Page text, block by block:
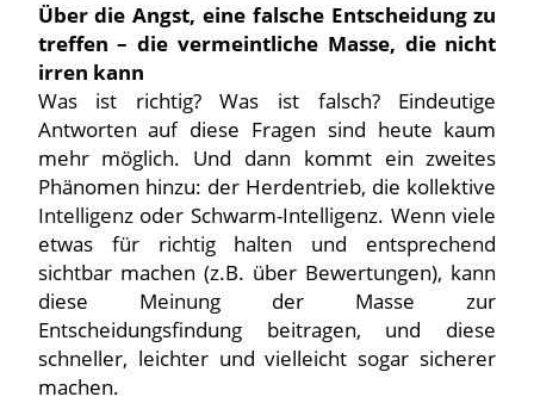
Über die Angst, eine falsche Entscheidung zu
treffen – die vermeintliche Masse, die nicht
irren kann
Was ist richtig? Was ist falsch? Eindeutige
Antworten auf diese Fragen sind heute kaum
mehr möglich. Und dann kommt ein zweites
Phänomen hinzu: der Herdentrieb, die kollektive
Intelligenz oder Schwarm-Intelligenz. Wenn viele
etwas für richtig halten und entsprechend
sichtbar machen (z.B. über Bewertungen), kann
diese Meinung der Masse zur
Entscheidungsfindung beitragen, und diese
schneller, leichter und vielleicht sogar sicherer
machen.